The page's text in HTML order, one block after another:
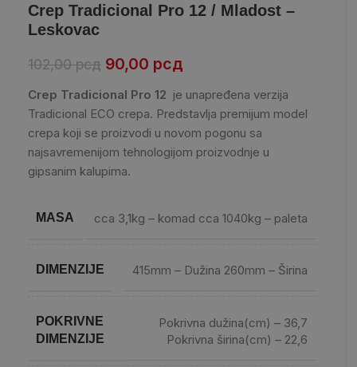
Crep Tradicional Pro 12 / Mladost –
Leskovac
102,00рсд 90,00 рсд
Crep Tradicional Pro 12 je unapređena verzija
Tradicional ECO crepa. Predstavlja premijum model
crepa koji se proizvodi u novom pogonu sa
najsavremenijom tehnologijom proizvodnje u
gipsanim kalupima.
MASA cca 3,1kg – komad cca 1040kg – paleta
DIMENZIJE 415mm – Dužina 260mm – Širina
POKRIVNE
DIMENZIJE
Pokrivna dužina(cm) – 36,7
Pokrivna širina(cm) – 22,6